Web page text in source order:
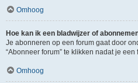
Omhoog
Hoe kan ik een bladwijzer of
Je abonneren op een forum gaat door
“Abonneer forum” te klikken nadat je
Omhoog